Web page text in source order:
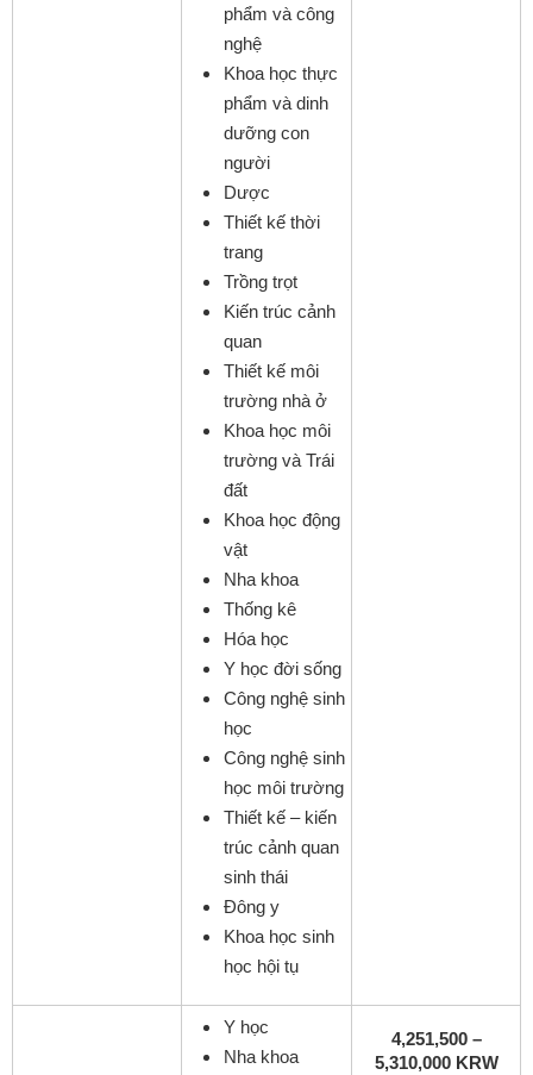
phẩm và công
nghệ
Khoa học thực
phẩm và dinh
dưỡng con
người
Dược
Thiết kế thời
trang
Trồng trọt
Kiến trúc cảnh
quan
Thiết kế môi
trường nhà ở
Khoa học môi
trường và Trái
đất
Khoa học động
vật
Nha khoa
Thống kê
Hóa học
Y học đời sống
Công nghệ sinh
học
Công nghệ sinh
học môi trường
Thiết kế – kiến
trúc cảnh quan
sinh thái
Đông y
Khoa học sinh
học hội tụ
Y học
Nha khoa
4,251,500 –
5,310,000 KRW